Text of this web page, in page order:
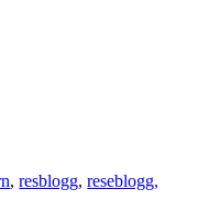
,resblogg,reseblogg,